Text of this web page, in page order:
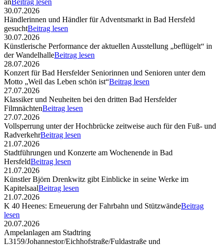
anBeitrag lesen
30.07.2026
Händlerinnen und Händler für Adventsmarkt in Bad Hersfeld
gesuchtBeitrag lesen
30.07.2026
Künstlerische Performance der aktuellen Ausstellung „beflügelt“ in
der WandelhalleBeitrag lesen
28.07.2026
Konzert für Bad Hersfelder Seniorinnen und Senioren unter dem
Motto „Weil das Leben schön ist“Beitrag lesen
27.07.2026
Klassiker und Neuheiten bei den dritten Bad Hersfelder
FilmnächtenBeitrag lesen
27.07.2026
Vollsperrung unter der Hochbrücke zeitweise auch für den Fuß- und
RadverkehrBeitrag lesen
21.07.2026
Stadtführungen und Konzerte am Wochenende in Bad
HersfeldBeitrag lesen
21.07.2026
Künstler Björn Drenkwitz gibt Einblicke in seine Werke im
KapitelsaalBeitrag lesen
21.07.2026
K 40 Heenes: Erneuerung der Fahrbahn und StützwändeBeitrag
lesen
20.07.2026
Ampelanlagen am Stadtring
L3159/Johannestor/Eichhofstraße/Fuldastraße und